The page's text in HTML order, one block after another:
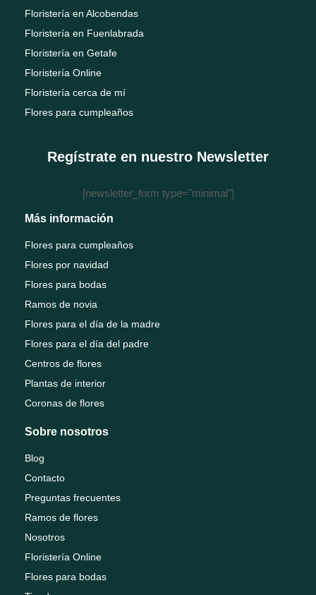
Floristería en Alcobendas
Floristería en Fuenlabrada
Floristería en Getafe
Floristería Online
Floristería cerca de mí
Flores para cumpleaños
Regístrate en nuestro Newsletter
[newsletter_form type="minimal"]
Más información
Flores para cumpleaños
Flores por navidad
Flores para bodas
Ramos de novia
Flores para el día de la madre
Flores para el día del padre
Centros de flores
Plantas de interior
Coronas de flores
Sobre nosotros
Blog
Contacto
Preguntas frecuentes
Ramos de flores
Nosotros
Floristería Online
Flores para bodas